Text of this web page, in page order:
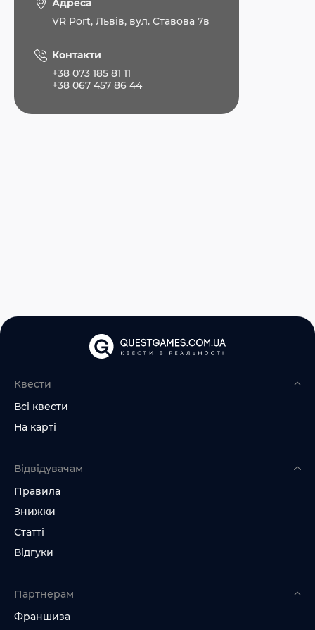
Адреса
VR Port, Львів, вул. Ставова 7в
Контакти
+38 073 185 81 11
+38 067 457 86 44
Квести
Всі квести
На карті
Відвідувачам
Правила
Знижки
Статті
Відгуки
Партнерам
Франшиза